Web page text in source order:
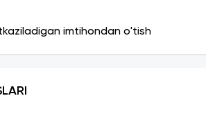
imtihondan o'tish